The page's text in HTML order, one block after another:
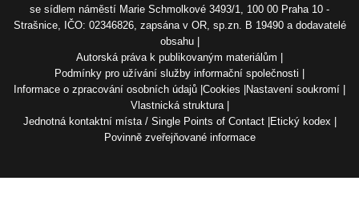
se sídlem náměstí Marie Schmolkové 3493/1, 100 00 Praha 10 -
Strašnice, IČO: 02346826, zapsána v OR, sp.zn. B 19490 a dodavatelé
obsahu
Autorská práva k publikovaným materiálům
Podmínky pro užívání služby informační společnosti
Informace o zpracování osobních údajů Cookies Nastavení soukromí
Vlastnická struktura
Jednotná kontaktní místa / Single Points of Contact Etický kodex
Povinně zveřejňované informace